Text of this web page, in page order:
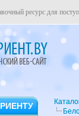
ресурс для